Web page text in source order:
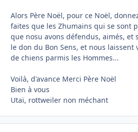
Alors Père Noël, pour ce Noël,
faites que les Zhumains qui se sont
que nosu avons défendus, aimés, et
le don du Bon Sens, et nous laissent
de chiens parmis les Hommes...
Voilà, d'avance Merci Père Noël
Bien à vous
Utaï, rottweiler non méchant